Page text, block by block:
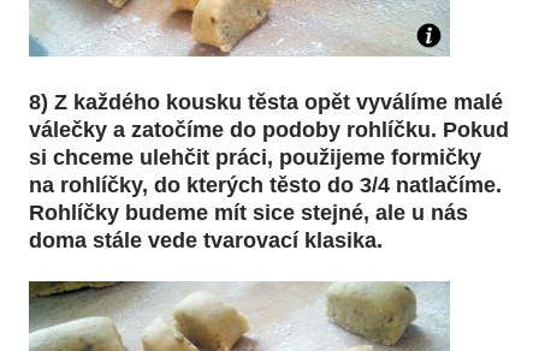
8) Z každého kousku těsta opět vyválíme malé
válečky a zatočíme do podoby rohlíčku. Pokud
si chceme ulehčit práci, použijeme formičky
na rohlíčky, do kterých těsto do 3/4 natlačíme.
Rohlíčky budeme mít sice stejné, ale u nás
doma stále vede tvarovací klasika.